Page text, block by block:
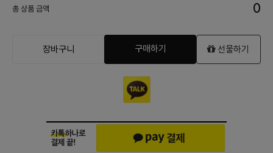
총 상품 금액 0
장바구니 구매하기 선물하기